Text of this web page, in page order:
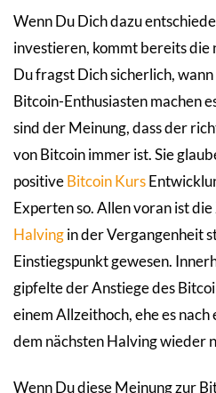
Wenn Du Dich dazu
investieren, kommt bereits die
Du fragst Dich sicherlich,
Bitcoin-Enthusiasten machen
sind der Meinung, dass der
von Bitcoin immer ist. Sie
positiveBitcoin Kurs
Experten so. Allen voran ist
Halvingin der Vergangenheit
Einstiegspunkt gewesen.
gipfelte der Anstiege des
einem Allzeithoch, ehe es
dem nächsten Halving wieder
Wenn Du diese Meinung zur